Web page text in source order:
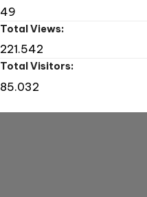
49
Total Views:
221.542
Total Visitors:
85.032